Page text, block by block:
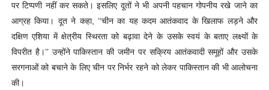
पर टिप्पणी नहीं कर सकते। इसलिए दूतों ने भी अपनी पहचान गोपनीय रखे जाने का
आग्रह किया। दूत ने कहा, ‘‘चीन का यह कदम आतंकवाद के खिलाफ लड़ने और
दक्षिण एशिया में क्षेत्रीय स्थिरता को बढ़ावा देने के उसके स्वयं के बताए लक्ष्यों के
विपरीत है।’’ उन्होंने पाकिस्तान की जमीन पर सक्रिय आतंकवादी समूहों और उसके
सरगनाओं को बचाने के लिए चीन पर निर्भर रहने को लेकर पाकिस्तान की भी आलोचना
की।